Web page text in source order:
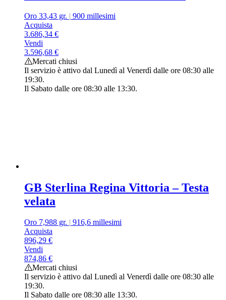
Oro 33,43 gr. | 900 millesimi
Acquista
3.686,34 €
Vendi
3.596,68 €
Mercati chiusi
Il servizio è attivo dal Lunedì al Venerdì dalle ore 08:30 alle
19:30.
Il Sabato dalle ore 08:30 alle 13:30.
GB Sterlina Regina Vittoria – Testa
velata
Oro 7,988 gr.
916,6 millesimi
Acquista
896,29 €
Vendi
874,86 €
Mercati chiusi
Il servizio è attivo dal Lunedì al Venerdì dalle ore 08:30 alle
19:30.
Il Sabato dalle ore 08:30 alle 13:30.